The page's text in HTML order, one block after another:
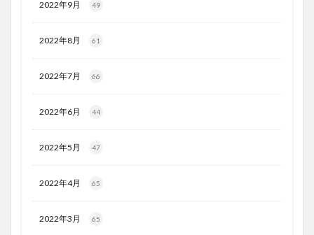
2022年9月 49
2022年8月 61
2022年7月 66
2022年6月 44
2022年5月 47
2022年4月 65
2022年3月 65